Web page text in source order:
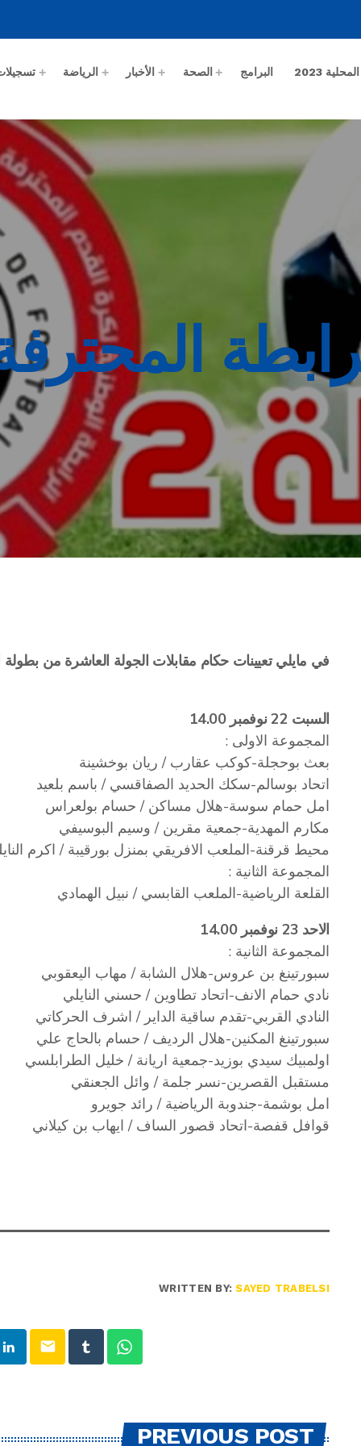
2023 البرامج الصحة الأخبار الرياضة
في مايلي تعيينات حكام مقابلات الجولة العاشرة من بطولة
السبت 22 نوفمبر 14.00
المجموعة الاولى :
بعث بوحجلة-كوكب عقارب / ريان بوخشينة
اتحاد بوسالم-سكك الحديد الصفاقسي / باسم بلعيد
امل حمام سوسة-هلال مساكن / حسام بولعراس
مكارم المهدية-جمعية مقرين / وسيم البوسيفي
محيط قرقنة-الملعب الافريقي بمنزل بورقيبة / اكرم
المجموعة الثانية :
القلعة الرياضية-الملعب القابسي / نبيل الهمادي
الاحد 23 نوفمبر 14.00
المجموعة الثانية :
سبورتينغ بن عروس-هلال الشابة / مهاب اليعقوبي
نادي حمام الانف-اتحاد تطاوين / حسني النايلي
النادي القربي-تقدم ساقية الداير / اشرف الحركاتي
سبورتينغ المكنين-هلال الرديف / حسام بالحاج علي
اولمبيك سيدي بوزيد-جمعية اريانة / خليل الطرابلسي
مستقبل القصرين-نسر جلمة / وائل الجعنقي
امل بوشمة-جندوبة الرياضية / رائد جويرو
قوافل قفصة-اتحاد قصور الساف / ايهاب بن كيلاني
WRITTEN BY:SAYED TRABELSI
email
PREVIOUS POST